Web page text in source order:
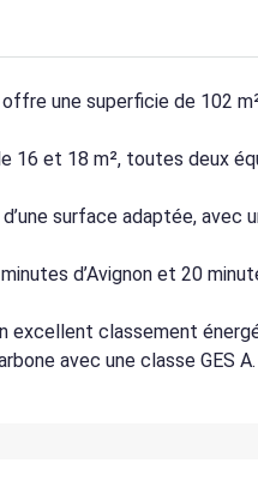
une superficie de 102
16 et 18 m², toutes deux
surface adaptée,
d’Avignon et 20
excellent classement
avec une classe GES A.